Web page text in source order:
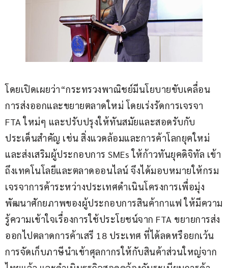
โดยเปิดเผยว่า“กระทรวงพาณิชย์มีนโยบายขับเคลื่อน
การส่งออกและขยายตลาดใหม่ โดยเร่งรัดการเจรจา
FTA ใหม่ๆ และปรับปรุงให้ทันสมัยและสอดรับกับ
ประเด็นสำคัญ เช่น สิ่งแวดล้อมและการค้าโลกยุคใหม่
และส่งเสริมผู้ประกอบการ SMEs ให้ก้าวทันยุคดิจิทัล เข้า
ถึงเทคโนโลยีและตลาดออนไลน์ จึงได้มอบหมายให้กรม
เจรจาการค้าระหว่างประเทศดำเนินโครงการเพื่อมุ่ง
พัฒนาศักยภาพของผู้ประกอบการสินค้ากาแฟ ให้มีความ
รู้ความเข้าใจเรื่องการใช้ประโยชน์จาก FTA ขยายการส่ง
ออกไปตลาดการค้าเสรี 18 ประเทศ ที่ได้ลดหรือยกเว้น
การจัดเก็บภาษีนำเข้าศุลกากรให้กับสินค้าส่วนใหญ่จาก